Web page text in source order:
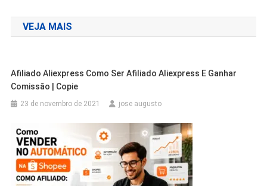
de
Post
VEJA MAIS
Afiliado Aliexpress Como Ser Afiliado Aliexpress E Ganhar
Comissão | Copie
23 de novembro de 2021 jose augusto